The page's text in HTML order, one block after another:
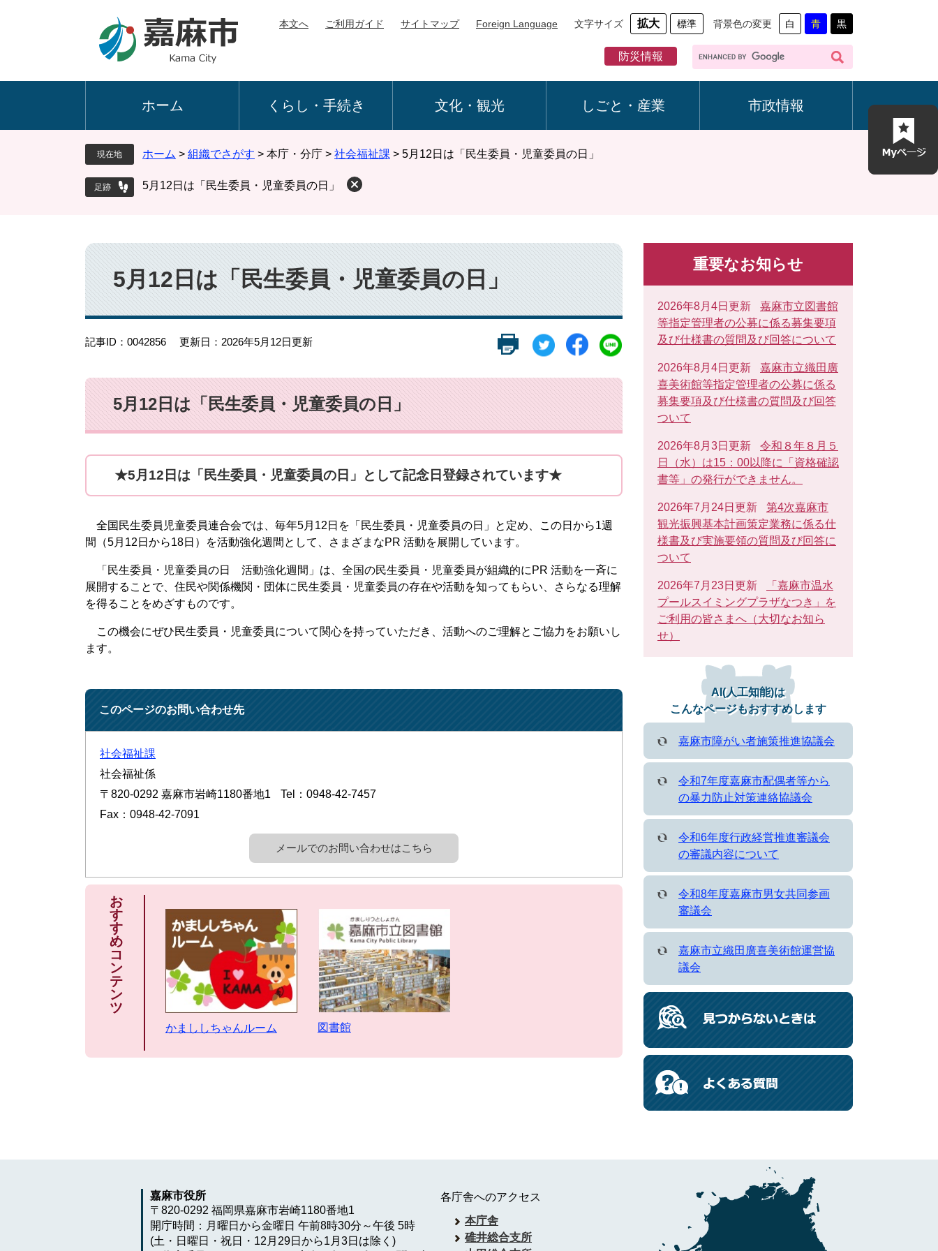
本文へ ご利用ガイド サイトマップ Foreign Language 文字サイズ 拡大 標準 背景色の変更 白 青 黒
防災情報
G
o
ホーム くらし・手続き 文化・観光 しごと・産業 市政情報
現在地 ホーム > 組織でさがす > 本庁・分庁 > 社会福祉課 > 5月12日は「民生委員・児童委員の日」
5月12日は「民生委員・児童委員の日」
本
文
5月12日は「民生委員・児童委員の日」
記事ID：0042856 更新日：2026年5月12日更新
5月12日は「民生委員・児童委員の日」
★5月12日は「民生委員・児童委員の日」として記念日登録されています★
全国民生委員児童委員連合会では、毎年5月12日を「民生委員・児童委員の日」と定め、この日から1週
間（5月12日から18日）を活動強化週間として、さまざまなPR 活動を展開しています。
「民生委員・児童委員の日 活動強化週間」は、全国の民生委員・児童委員が組織的にPR 活動を一斉に
展開することで、住民や関係機関・団体に民生委員・児童委員の存在や活動を知ってもらい、さらなる理解
を得ることをめざすものです。
この機会にぜひ民生委員・児童委員について関心を持っていただき、活動へのご理解とご協力をお願いし
ます。
このページのお問い合わせ先
社会福祉課
社会福祉係
〒820-0292 嘉麻市岩崎1180番地1
Tel：0948-42-7457
Fax：0948-42-7091
メールでのお問い合わせはこちら
お
す
す
め
コ
ン
テ
ン
ツ
かまししちゃんルーム 図書館
重要なお知らせ
2026年8月4日更新
嘉麻市立図書館
等指定管理者の公募に係る募集要項
及び仕様書の質問及び回答について
2026年8月4日更新
嘉麻市立織田廣
喜美術館等指定管理者の公募に係る
募集要項及び仕様書の質問及び回答
ついて
2026年8月3日更新
令和８年８月５
日（水）は15：00以降に「資格確認
書等」の発行ができません。
2026年7月24日更新
第4次嘉麻市
観光振興基本計画策定業務に係る仕
様書及び実施要領の質問及び回答に
ついて
2026年7月23日更新
「嘉麻市温水
プールスイミングプラザなつき」を
ご利用の皆さまへ（大切なお知ら
せ）
AI(人工知能)は
こんなページもおすすめします
嘉麻市障がい者施策推進協議会
令和7年度嘉麻市配偶者等から
の暴力防止対策連絡協議会
令和6年度行政経営推進審議会
の審議内容について
令和8年度嘉麻市男女共同参画
審議会
嘉麻市立織田廣喜美術館運営協
議会
嘉麻市役所
〒820-0292 福岡県嘉麻市岩崎1180番地1
開庁時間：月曜日から金曜日 午前8時30分～午後 5時
(土・日曜日・祝日・12月29日から1月3日は除く)
各庁舎へのアクセス
本庁舎
碓井総合支所